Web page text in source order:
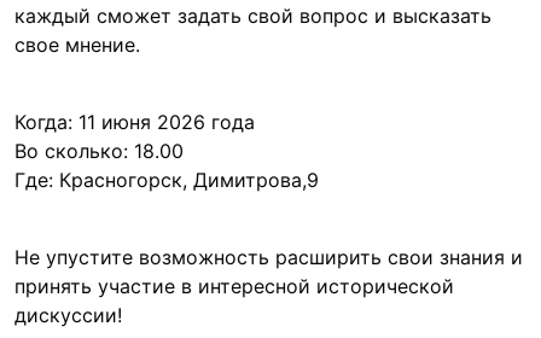
каждый сможет задать свой вопрос и высказать
свое мнение.
Когда: 11 июня 2026 года
Во сколько: 18.00
Где: Красногорск, Димитрова,9
Не упустите возможность расширить свои знания и
принять участие в интересной исторической
дискуссии!